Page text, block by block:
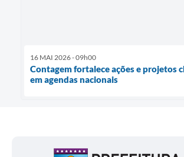
16 MAI 2026 - 09h00
Contagem fortalece ações e projetos
em agendas nacionais